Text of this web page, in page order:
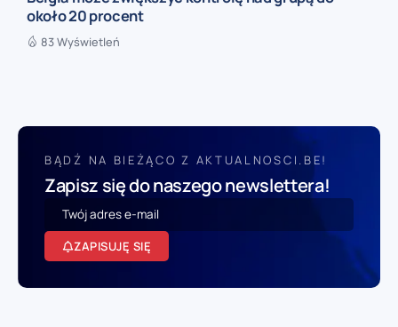
około 20 procent
83 Wyświetleń
BĄDŹ NA BIEŻĄCO Z AKTUALNOSCI.BE!
Zapisz się do naszego newslettera!
ZAPISUJĘ SIĘ